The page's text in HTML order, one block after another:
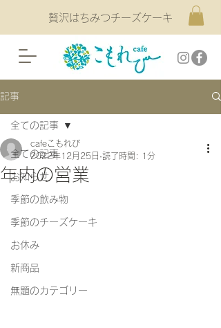
贅沢はちみつチーズケーキ
記事
全ての記事
お知らせ
季節の飲み物
季節のチーズケーキ
お休み
新商品
無題のカテゴリー
全ての記事
年内の営業
cafeこもれび
2022年12月25日 読了時間: 1分